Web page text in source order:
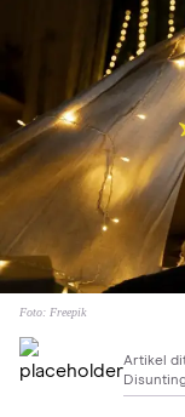
Foto: Freepik
Artikel